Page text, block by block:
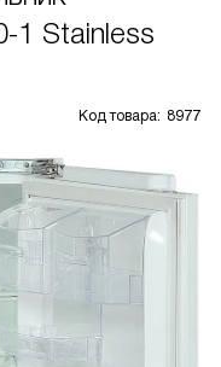
1 Stainless
Код товара: 8977